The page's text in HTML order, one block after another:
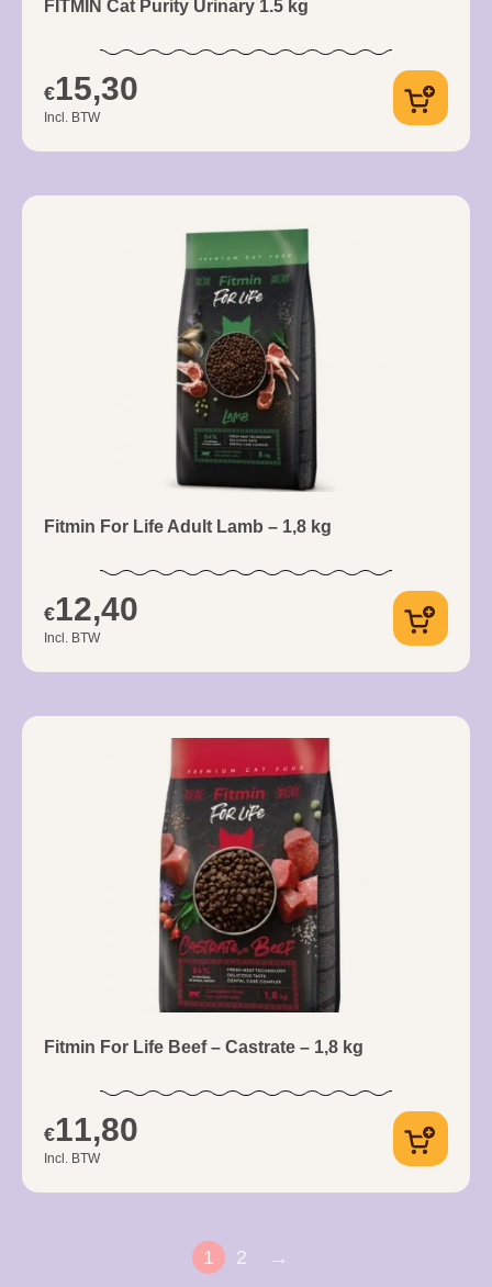
FITMIN Cat Purity Urinary 1.5 kg
€15,30
Incl. BTW
Fitmin For Life Adult Lamb – 1,8 kg
€12,40
Incl. BTW
Fitmin For Life Beef – Castrate – 1,8 kg
€11,80
Incl. BTW
1 2 →